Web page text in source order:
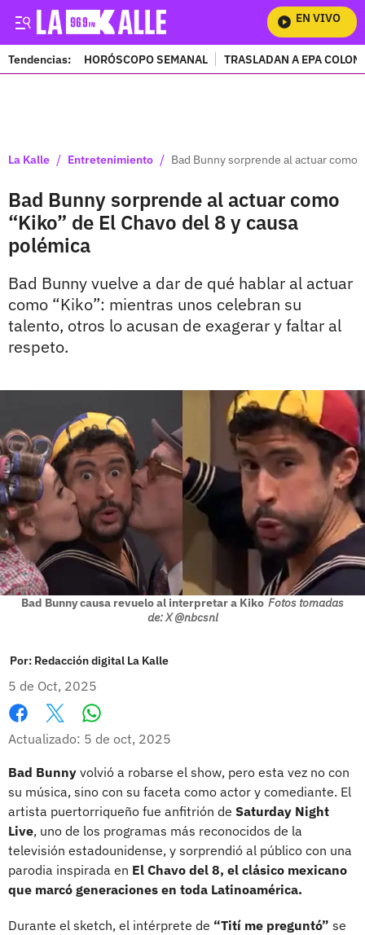
EN VIVO
Tendencias: HORÓSCOPO SEMANAL TRASLADAN A EPA
La Kalle / Entretenimiento / Bad Bunny sorprende al actuar como
Bad Bunny sorprende al actuar como
“Kiko” de El Chavo del 8 y causa
polémica
Bad Bunny vuelve a dar de qué hablar al actuar
como “Kiko”: mientras unos celebran su
talento, otros lo acusan de exagerar y faltar al
respeto.
Bad Bunny causa revuelo al interpretar a Kiko Fotos tomadas
de: X @nbcsnl
Por: Redacción digital La Kalle
5 de Oct, 2025
Facebook
X
Actualizado: 5 de oct, 2025
Bad Bunny volvió a robarse el show, pero esta vez no con
su música, sino con su faceta como actor y comediante. El
artista puertorriqueño fue anfitrión de Saturday Night
Live, uno de los programas más reconocidos de la
televisión estadounidense, y sorprendió al público con una
parodia inspirada en El Chavo del 8, el clásico mexicano
que marcó generaciones en toda Latinoamérica.
Durante el sketch, el intérprete de “Tití me preguntó” se